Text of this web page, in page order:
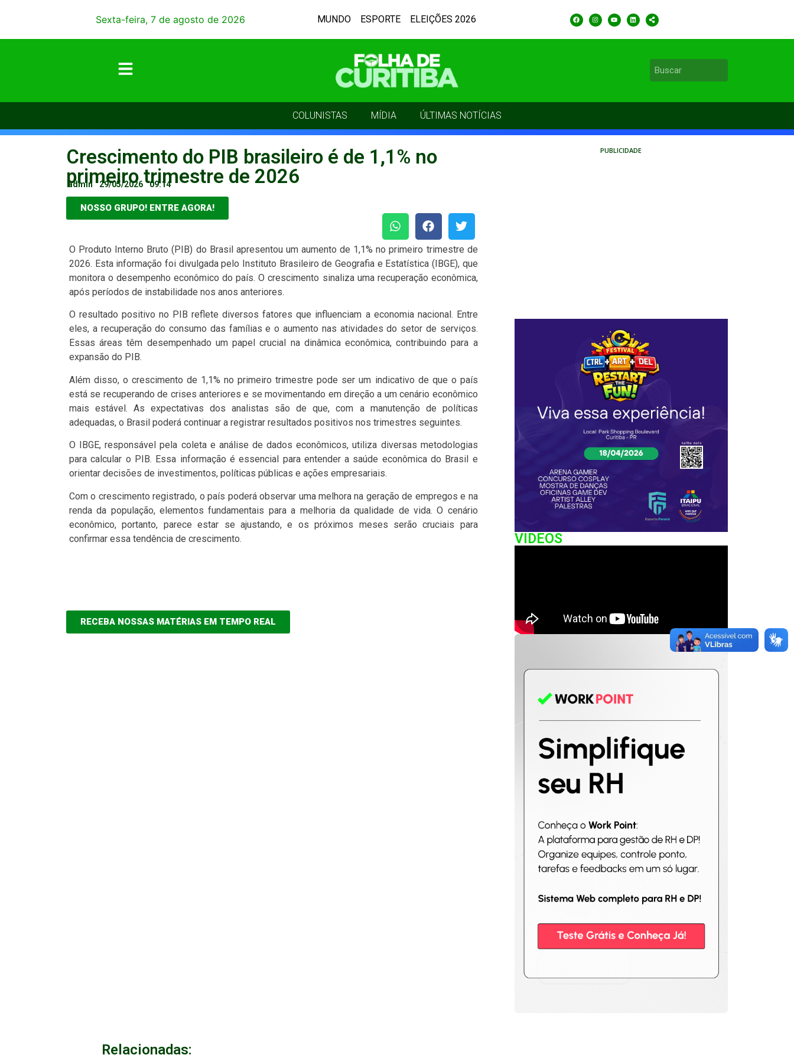
Sexta-feira, 7 de agosto de 2026 MUNDO ESPORTE ELEIÇÕES 2026
COLUNISTAS MÍDIA ÚLTIMAS NOTÍCIAS
Crescimento do PIB brasileiro é de 1,1% no
primeiro trimestre de 2026
admin 29/05/2026 09:14
NOSSO GRUPO! ENTRE AGORA!
O Produto Interno Bruto (PIB) do Brasil apresentou um aumento de 1,1% no primeiro trimestre de
2026. Esta informação foi divulgada pelo Instituto Brasileiro de Geografia e Estatística (IBGE), que
monitora o desempenho econômico do país. O crescimento sinaliza uma recuperação econômica,
após períodos de instabilidade nos anos anteriores.
O resultado positivo no PIB reflete diversos fatores que influenciam a economia nacional. Entre
eles, a recuperação do consumo das famílias e o aumento nas atividades do setor de serviços.
Essas áreas têm desempenhado um papel crucial na dinâmica econômica, contribuindo para a
expansão do PIB.
Além disso, o crescimento de 1,1% no primeiro trimestre pode ser um indicativo de que o país
está se recuperando de crises anteriores e se movimentando em direção a um cenário econômico
mais estável. As expectativas dos analistas são de que, com a manutenção de políticas
adequadas, o Brasil poderá continuar a registrar resultados positivos nos trimestres seguintes.
O IBGE, responsável pela coleta e análise de dados econômicos, utiliza diversas metodologias
para calcular o PIB. Essa informação é essencial para entender a saúde econômica do Brasil e
orientar decisões de investimentos, políticas públicas e ações empresariais.
Com o crescimento registrado, o país poderá observar uma melhora na geração de empregos e na
renda da população, elementos fundamentais para a melhoria da qualidade de vida. O cenário
econômico, portanto, parece estar se ajustando, e os próximos meses serão cruciais para
confirmar essa tendência de crescimento.
RECEBA NOSSAS MATÉRIAS EM TEMPO REAL
PUBLICIDADE
VIDEOS
Relacionadas: